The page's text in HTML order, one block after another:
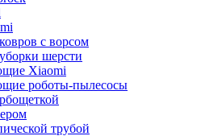
с ворсом
шерсти
Xiaomi
роботы-пылесосы
трубой